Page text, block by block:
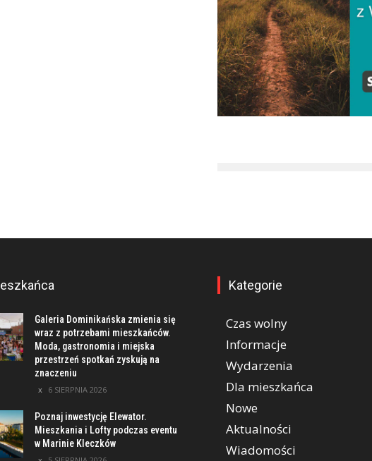
Galeria Dominikańska zmienia się
wraz z potrzebami mieszkańców.
Moda, gastronomia i miejska
przestrzeń spotkań zyskują na
znaczeniu
6 SIERPNIA 2026
Poznaj inwestycję Elewator.
Mieszkania i Lofty podczas eventu
w Marinie Kleczków
Kategorie
Czas wolny
Informacje
Wydarzenia
Dla mieszkańca
Nowe
Aktualności
Wiadomości